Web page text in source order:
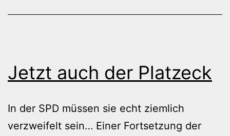
Jetzt auch der Platzeck
In der SPD müssen sie echt ziemlich
verzweifelt sein… Einer Fortsetzung der